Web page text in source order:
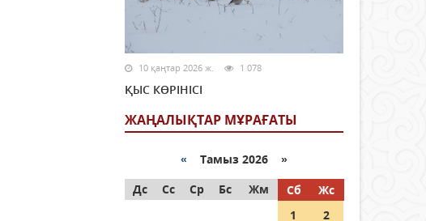
10 қаңтар 2026 ж. 1 078
ҚЫС КӨРІНІСІ
ЖАҢАЛЫҚТАР МҰРАҒАТЫ
« Тамыз 2026 »
Дс
Сс Ср Бс Жм Сб
Жс
1
2